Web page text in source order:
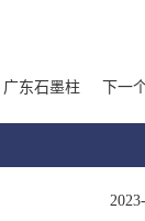
广东石墨柱 下一个